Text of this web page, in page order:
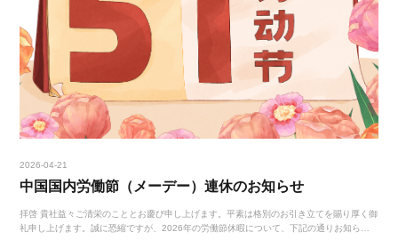
2026-04-21
中国国内労働節（メーデー）連休のお知らせ
拝啓 貴社益々ご清栄のこととお慶び申し上げます。平素は格別のお引き立てを賜り厚く御
礼申し上げます。誠に恐縮ですが、2026年の労働節休暇について、下記の通りお知らせ